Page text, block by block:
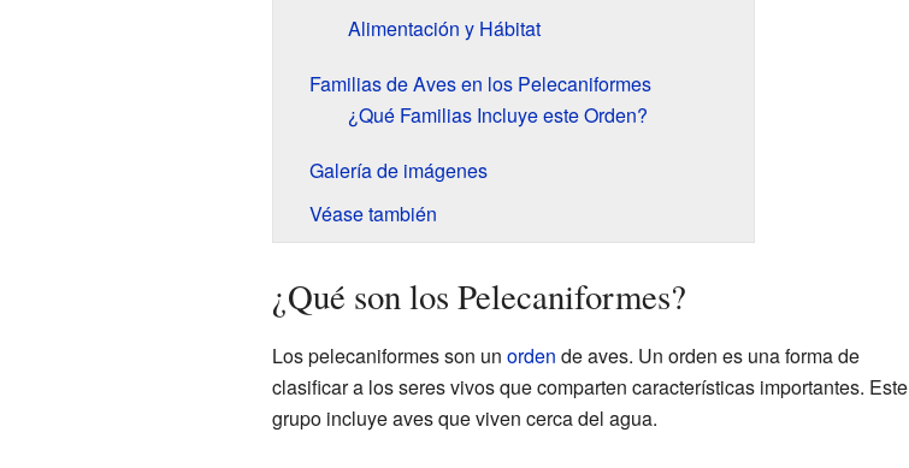
Alimentación y Hábitat
Familias de Aves en los Pelecaniformes
¿Qué Familias Incluye este Orden?
Galería de imágenes
Véase también
¿Qué son los Pelecaniformes?
Los pelecaniformes son un orden de aves. Un orden es una forma de
clasificar a los seres vivos que comparten características importantes. Este
grupo incluye aves que viven cerca del agua.